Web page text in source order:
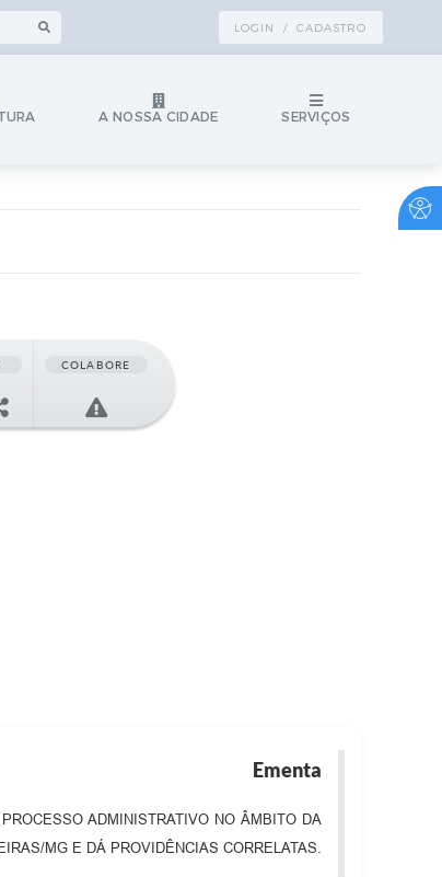
LOGIN / CADASTRO
A NOSSA CIDADE SERVIÇOS
COLABORE
Ementa
ADMINISTRATIVO NO ÂMBITO DA
MG E DÁ PROVIDÊNCIAS CORRELATAS.